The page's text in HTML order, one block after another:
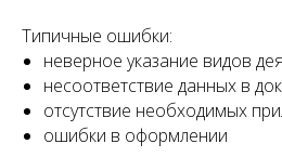
Типичные ошибки:
неверное указание видов
несоответствие данных в
отсутствие необходимых
ошибки в оформлении